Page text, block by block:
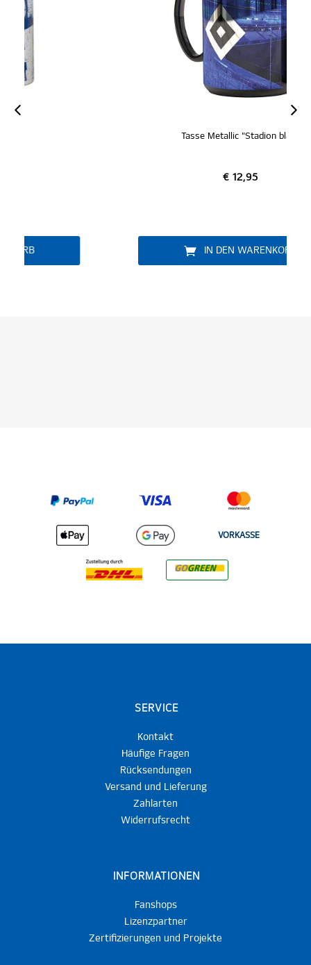
Tasse Metallic "Stadion blau"
IN DEN WARENKORB
VORKASSE
SERVICE
Kontakt
Häufige Fragen
Rücksendungen
Versand und Lieferung
Zahlarten
Widerrufsrecht
INFORMATIONEN
Fanshops
Lizenzpartner
Zertifizierungen und Projekte